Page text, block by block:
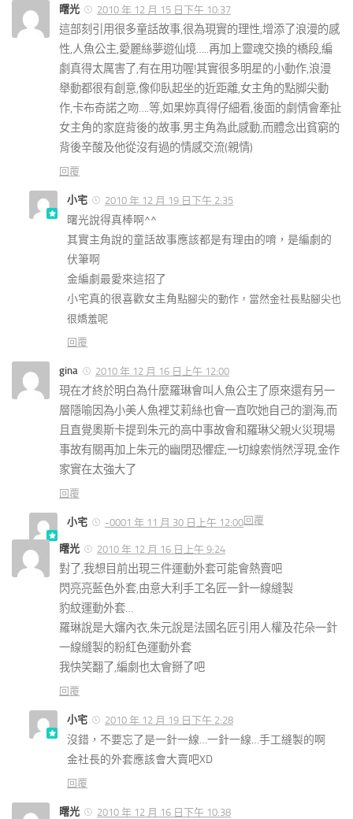
曙光 2010 年 12 月 15 日下午 10:37
這部刻引用很多童話故事,很為現實的理性,增添了浪漫的感
性,人魚公主,愛麗絲夢遊仙境…..再加上靈魂交換的橋段,編
劇真得太厲害了,有在用功喔!其實很多明星的小動作,浪漫
舉動都很有創意,像仰臥起坐的近距離,女主角的點脚尖動
作,卡布奇諾之吻….等,如果妳真得仔細看,後面的劇情會牽扯
女主角的家庭背後的故事,男主角為此感動,而體念出貧窮的
背後辛酸及他從沒有過的情感交流(親情)
回覆
小宅 2010 年 12 月 19 日下午 2:35
曙光說得真棒啊^^
其實主角說的童話故事應該都是有理由的唷，是編劇的
伏筆啊
金編劇最愛來這招了
小宅真的很喜歡女主角點腳尖的動作，當然金社長點腳尖也
很嬌羞呢
回覆
gina 2010 年 12 月 16 日上午 12:00
現在才終於明白為什麼羅琳會叫人魚公主了原來還有另一
層隱喻因為小美人魚裡艾莉絲也會一直吹她自己的瀏海,而
且直覺奧斯卡提到朱元的高中事故會和羅琳父親火災現場
事故有關再加上朱元的幽閉恐懼症,一切線索悄然浮現,金作
家實在太強大了
回覆
小宅 -0001 年 11 月 30 日上午 12:00回覆
曙光 2010 年 12 月 16 日上午 9:24
對了,我想目前出現三件運動外套可能會熱賣吧
閃亮亮藍色外套,由意大利手工名匠一針一線縫製
豹紋運動外套…
羅琳說是大嬸內衣,朱元說是法國名匠引用人權及花朵一針
一線縫製的粉紅色運動外套
我快笑翻了,編劇也太會掰了吧
回覆
小宅 2010 年 12 月 19 日下午 2:28
沒錯，不要忘了是一針一線…一針一線…手工縫製的啊
金社長的外套應該會大賣吧XD
回覆
曙光 2010 年 12 月 16 日下午 10:38